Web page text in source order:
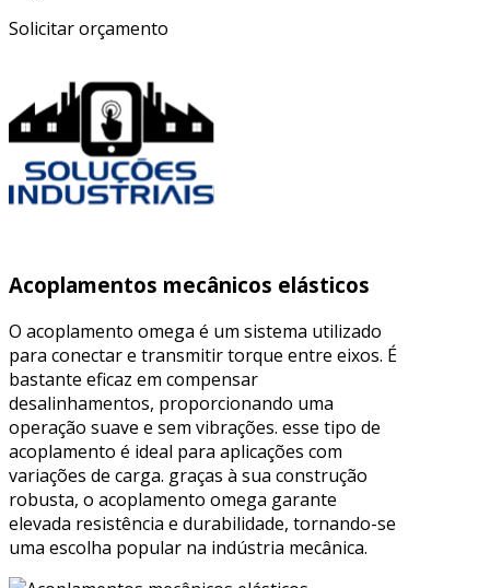
Solicitar orçamento
Acoplamentos mecânicos elásticos
O acoplamento omega é um sistema utilizado
para conectar e transmitir torque entre eixos. É
bastante eficaz em compensar
desalinhamentos, proporcionando uma
operação suave e sem vibrações. esse tipo de
acoplamento é ideal para aplicações com
variações de carga. graças à sua construção
robusta, o acoplamento omega garante
elevada resistência e durabilidade, tornando-se
uma escolha popular na indústria mecânica.